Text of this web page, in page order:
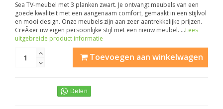
Sea TV-meubel met 3 planken zwart. Je ontvangt meubels van een
goede kwaliteit met een aangenaam comfort, gemaakt in een stijlvol
en mooi design. Onze meubels zijn aan zeer aantrekkelijke prijzen.
CreÃ«er uw eigen persoonlijke stijl met een nieuw meubel. ...Lees
uitgebreide product informatie
Toevoegen aan winkelwagen